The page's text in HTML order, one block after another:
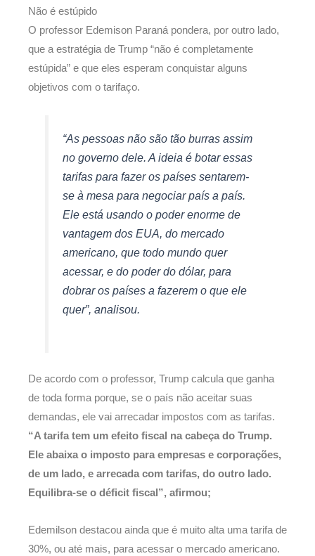
Não é estúpido
O professor Edemison Paraná pondera, por outro lado,
que a estratégia de Trump “não é completamente
estúpida” e que eles esperam conquistar alguns
objetivos com o tarifaço.
“As pessoas não são tão burras assim
no governo dele. A ideia é botar essas
tarifas para fazer os países sentarem-
se à mesa para negociar país a país.
Ele está usando o poder enorme de
vantagem dos EUA, do mercado
americano, que todo mundo quer
acessar, e do poder do dólar, para
dobrar os países a fazerem o que ele
quer”, analisou.
De acordo com o professor, Trump calcula que ganha
de toda forma porque, se o país não aceitar suas
demandas, ele vai arrecadar impostos com as tarifas.
“A tarifa tem um efeito fiscal na cabeça do Trump.
Ele abaixa o imposto para empresas e corporações,
de um lado, e arrecada com tarifas, do outro lado.
Equilibra-se o déficit fiscal”, afirmou;
Edemilson destacou ainda que é muito alta uma tarifa de
30%, ou até mais, para acessar o mercado americano.